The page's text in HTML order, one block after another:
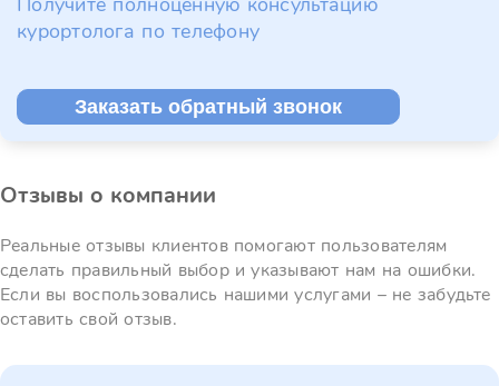
курортолога по телефону
Заказать обратный звонок
Отзывы о компании
Реальные отзывы клиентов помогают пользователям
сделать правильный выбор и указывают нам на ошибки.
Если вы воспользовались нашими услугами – не забудьте
оставить свой отзыв.